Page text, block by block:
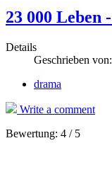
23 000 Leben
Details
Geschrieben von:
drama
Write a comment
Bewertung: 4 / 5